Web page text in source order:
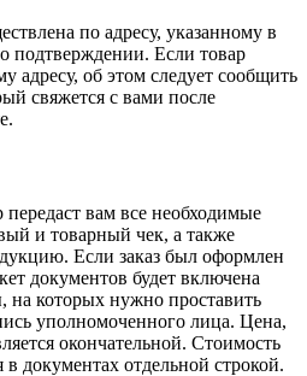
по адресу, указанному в
подтверждении. Если товар
адресу, об этом следует сообщить
свяжется с вами после
передаст вам все необходимые
и товарный чек, а также
Если заказ был оформлен
документов будет включена
на которых нужно проставить
уполномоченного лица. Цена,
окончательной. Стоимость
в документах отдельной строкой.